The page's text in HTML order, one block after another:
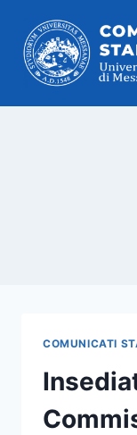
contenuto
COMUNICATI